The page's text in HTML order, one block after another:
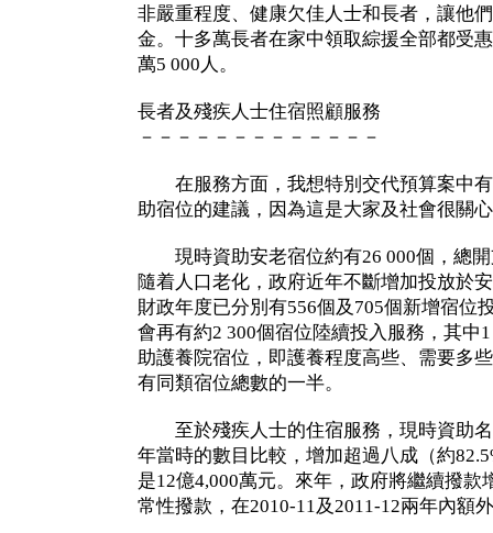
非嚴重程度、健康欠佳人士和長者，讓他
金。十多萬長者在家中領取綜援全部都受
萬5 000人。
長者及殘疾人士住宿照顧服務
－－－－－－－－－－－－－
在服務方面，我想特別交代預算案中有
助宿位的建議，因為這是大家及社會很關
現時資助安老宿位約有26 000個，總開
隨着人口老化，政府近年不斷增加投放於
財政年度已分別有556個及705個新增宿位
會再有約2 300個宿位陸續投入服務，其中
助護養院宿位，即護養程度高些、需要多
有同類宿位總數的一半。
至於殘疾人士的住宿服務，現時資助名
年當時的數目比較，增加超過八成（約
是12億4,000萬元。來年，政府將繼續撥款
常性撥款，在2010-11及2011-12兩年內額